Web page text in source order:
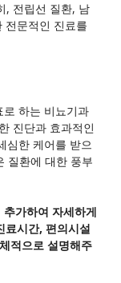
, 전립선 질환, 남
전문적인 진료를
하는 비뇨기과
진단과 효과적인
심한 케어를 받으
질환에 대한 풍부
가하여 자세하게
료시간, 편의시설
적으로 설명해주